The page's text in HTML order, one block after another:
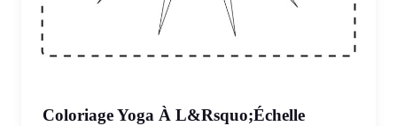
Coloriage Yoga À L&Rsquo;Échelle